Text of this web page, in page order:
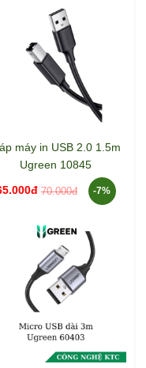
máy in USB 2.0 1.5m
Ugreen 10845
70.000đ -7%